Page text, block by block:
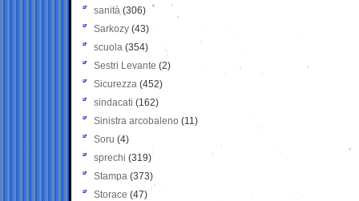
sanità (306)
Sarkozy (43)
scuola (354)
Sestri Levante (2)
Sicurezza (452)
sindacati (162)
Sinistra arcobaleno (11)
Soru (4)
sprechi (319)
Stampa (373)
Storace (47)